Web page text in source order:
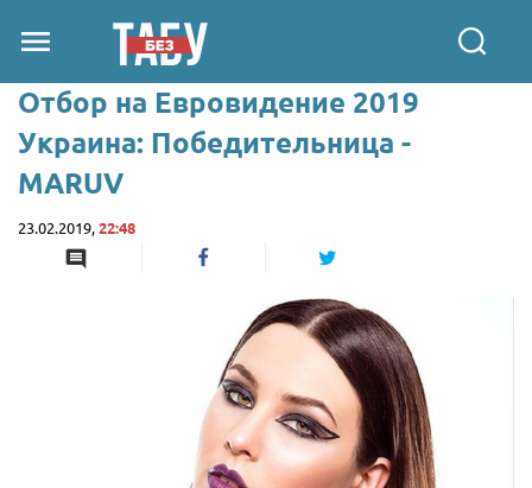
Отбор на Евровидение 2019
Украина: Победительница -
MARUV
23.02.2019, 22:48